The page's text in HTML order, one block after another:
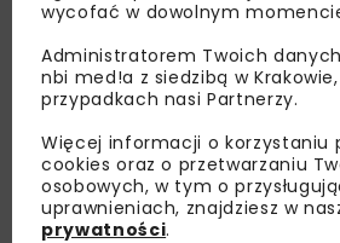
Zapoznałam/em się zPolityką
podany przeze mnie adres e-mail
handlowej w postaci newslettera.
wycofać w dowolnym
Administratorem Twoich
nbi med!a z siedzibą w
przypadkach nasi Partnerzy.
Więcej informacji o korzystaniu
cookies oraz o przetwarzaniu
osobowych, w tym o
uprawnieniach, znajdziesz w
prywatności.